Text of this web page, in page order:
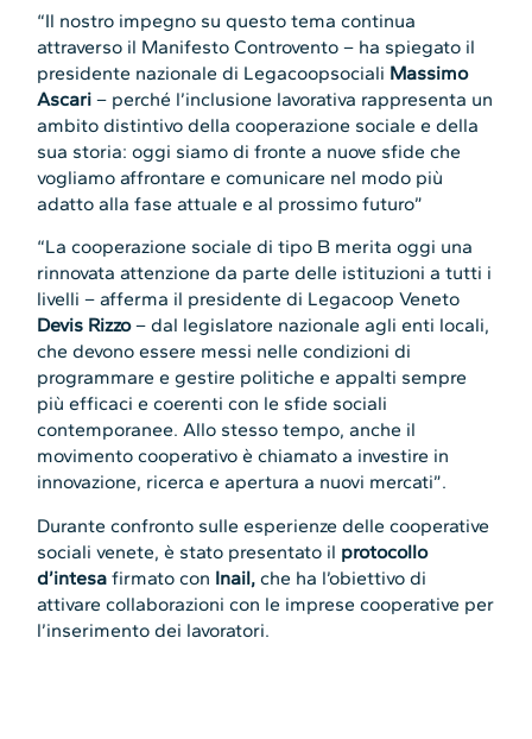
“Il nostro impegno su questo tema continua
attraverso il Manifesto Controvento – ha spiegato il
presidente nazionale di Legacoopsociali Massimo
Ascari – perché l’inclusione lavorativa rappresenta un
ambito distintivo della cooperazione sociale e della
sua storia: oggi siamo di fronte a nuove sfide che
vogliamo affrontare e comunicare nel modo più
adatto alla fase attuale e al prossimo futuro”
“La cooperazione sociale di tipo B merita oggi una
rinnovata attenzione da parte delle istituzioni a tutti i
livelli – afferma il presidente di Legacoop Veneto
Devis Rizzo– dal legislatore nazionale agli enti locali,
che devono essere messi nelle condizioni di
programmare e gestire politiche e appalti sempre
più efficaci e coerenti con le sfide sociali
contemporanee. Allo stesso tempo, anche il
movimento cooperativo è chiamato a investire in
innovazione, ricerca e apertura a nuovi mercati”.
Durante confronto sulle esperienze delle cooperative
sociali venete, è stato presentato il protocollo
d’intesafirmato con Inail, che ha l’obiettivo di
attivare collaborazioni con le imprese cooperative per
l’inserimento dei lavoratori.